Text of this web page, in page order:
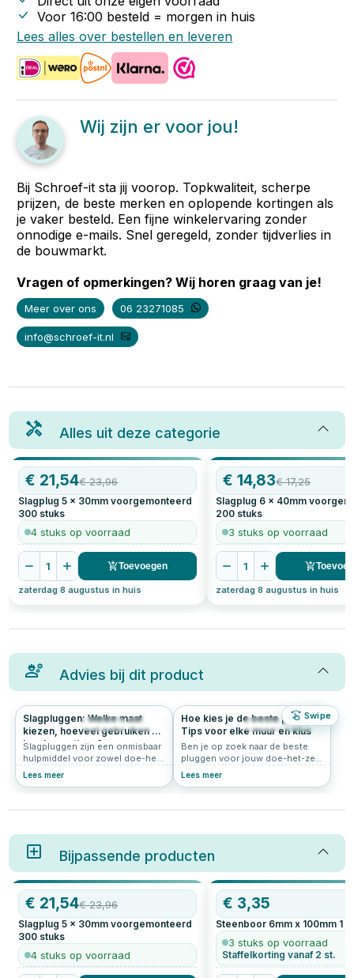
Voor 16:00 besteld = morgen in huis
Lees alles over bestellen en leveren
Wij zijn er voor jou!
Bij Schroef-it sta jij voorop. Topkwaliteit, scherpe
prijzen, de beste merken en oplopende kortingen als
je vaker besteld. Een fijne winkelervaring zonder
onnodige e-mails. Snel geregeld, zonder tijdverlies in
de bouwmarkt.
Vragen of opmerkingen? Wij horen graag van je!
Meer over ons 06 23271085
info@schroef-it.nl
Alles uit deze categorie
AANBIEDING
€ 21,54€23,96
Slagplug 5 x 30mm voorgemonteerd
300 stuks
4 stuks op voorraad
1 Toevoegen
zaterdag 8 augustus in huis
AANBIEDING
€14,83€17,25
Slagplug 6 x 40mm
200 stuks
3 stuks op voorraad
1
zaterdag 8 augustus in huis
Advies bij dit product
Swipe
2672 1.0
Slagpluggen: Welke maat
kiezen, hoeveel gebruiken en
hoe bevestigen?
Slagpluggen zijn een onmisbaar
hulpmiddel voor zowel doe-het-
zelvers als professionals. In dit
pluggen.
Lees meer
592 4.7
Hoe kies je de beste plug?
Tips voor elke muur en klus
Ben je op zoek naar de beste
pluggen voor jouw doe-het-zelf
project? Het kiezen van de juiste
blijft hangen. Of je nu iets aan
ophangen, de diverse soorten
pluggen zorgen er voor dat jouw
project stevig kan worden
bevestigd. Denk hierbij aan
universele pluggen,
expansiepluggen,
hollewandpluggen, keilbouten
en slagpluggen.
Lees meer
Bijpassende producten
AANBIEDING
€ 21,54€23,96
Slagplug 5 x 30mm voorgemonteerd
300 stuks
4 stuks op voorraad
€ 3,35
Steenboor 6mm x 100mm 1
3 stuks op voorraad
Staffelkorting vanaf 2 st.